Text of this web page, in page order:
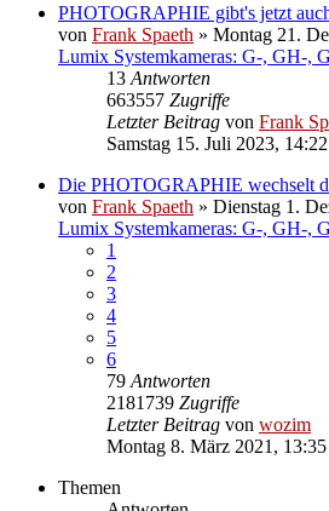
PHOTOGRAPHIE gibt's jetzt
von Frank Spaeth » Montag 21.
Lumix Systemkameras: G-, GH-,
13 Antworten
663557 Zugriffe
Letzter Beitrag von Frank
Samstag 15. Juli 2023, 14:22
Die PHOTOGRAPHIE wechselt
von Frank Spaeth » Dienstag 1.
Lumix Systemkameras: G-, GH-,
1
2
3
4
5
6
79 Antworten
2181739 Zugriffe
Letzter Beitrag von wozim
Montag 8. März 2021, 13:35
Themen